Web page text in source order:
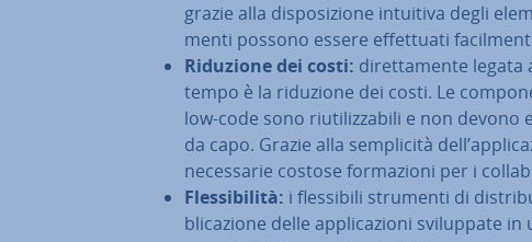
grazie alla di­spo­si­zio­ne intuitiva degli
men­ti possono essere ef­fet­tua­ti
Riduzione dei costi: di­ret­ta­men­te legata
tempo è la riduzione dei costi. Le
low-code sono riu­ti­liz­za­bi­li e non devono
da capo. Grazie alla sem­pli­ci­tà
ne­ces­sa­rie costose for­ma­zio­ni per i
Fles­si­bi­li­tà: i fles­si­bi­li strumenti di
bli­ca­zio­ne delle ap­pli­ca­zio­ni svi­lup­pa­te